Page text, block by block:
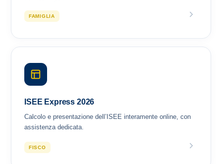
FAMIGLIA
ISEE Express 2026
Calcolo e presentazione dell’ISEE interamente online, con
assistenza dedicata.
FISCO